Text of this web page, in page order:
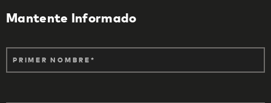
Mantente Informado
PRIMER NOMBRE